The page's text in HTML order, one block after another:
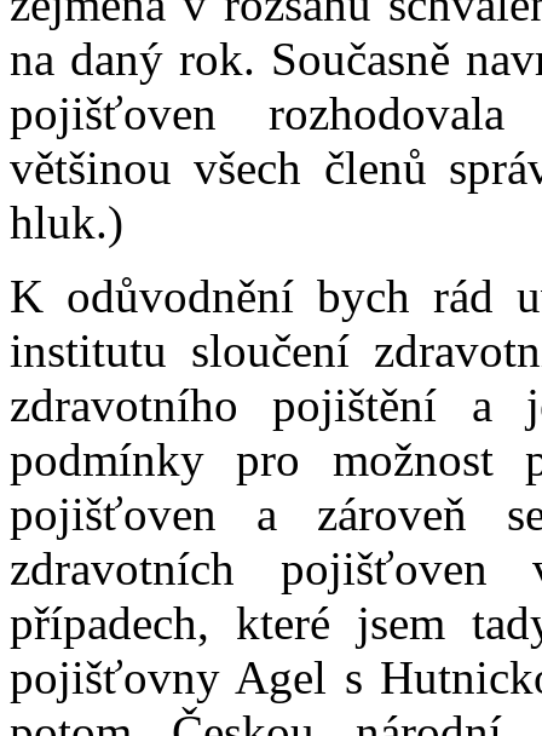
na daný rok. Současně
pojišťoven
většinou všech členů
hluk.)
K odůvodnění bych rád
institutu sloučení
zdravotního pojištění a
podmínky pro možnost
pojišťoven a zároveň
zdravotních pojišťoven
případech, které jsem
pojišťovny Agel s